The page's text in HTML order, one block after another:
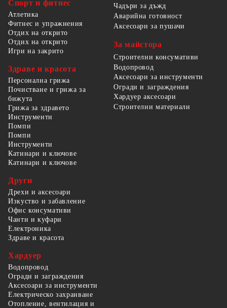
Спорт и фитнес
Атлетика
Фитнес и упражнения
Отдих на открито
Отдих на открито
Игри на закрито
Здраве и красота
Персонална грижа
Почистване и грижа за
бижута
Грижа за здравето
Чадъри за дъжд
Аварийна готовност
Аксесоари за пушачи
За майстора
Строителни консумативи
Водопровод
Аксесоари за инструменти
Огради и заграждения
Хардуер аксесоари
Строителни материали
Инструменти
Помпи
Помпи
Инструменти
Катинари и ключове
Катинари и ключове
Други
Дрехи и аксесоари
Изкуство и забавление
Офис консумативи
Чанти и куфари
Електроника
Здраве и красота
Хардуер
Водопровод
Огради и заграждения
Аксесоари за инструменти
Електрическо захранване
Отопление, вентилация и